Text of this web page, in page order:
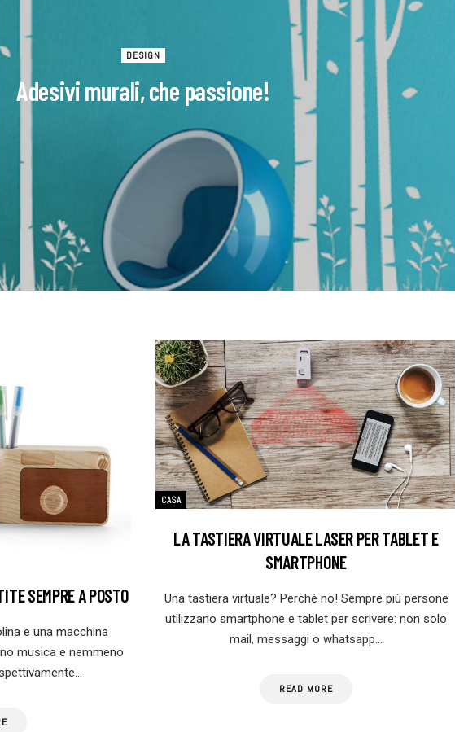
DESIGN
Adesivi murali, che passione!
SEMPRE A POSTO
e una macchina
musica e nemmeno
CASA
LA TASTIERA VIRTUALE LASER PER TABLET E
SMARTPHONE
Una tastiera virtuale? Perché no! Sempre più persone
utilizzano smartphone e tablet per scrivere: non solo
mail, messaggi o whatsapp…
READ MORE